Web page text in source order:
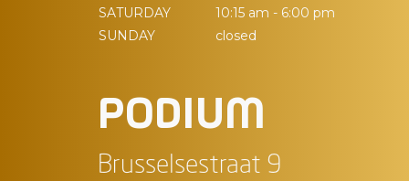
SATURDAY
10:15 am - 6:00 pm
SUNDAY
closed
PODIUM
Brusselsestraat 9